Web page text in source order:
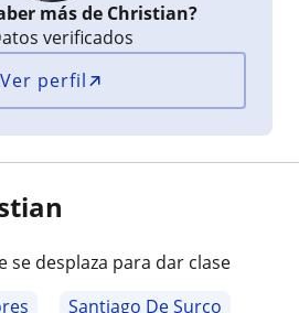
más de Christian?
verificados
Ver perfil
se desplaza para dar clase
Santiago De Surco